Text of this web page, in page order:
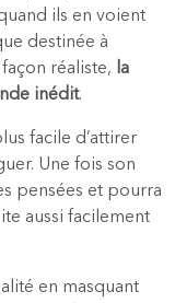
ils en voient
destinée à
réaliste,
la
inédit.
facile d’attirer
Une fois son
pensées et pourra
aussi facilement
en masquant